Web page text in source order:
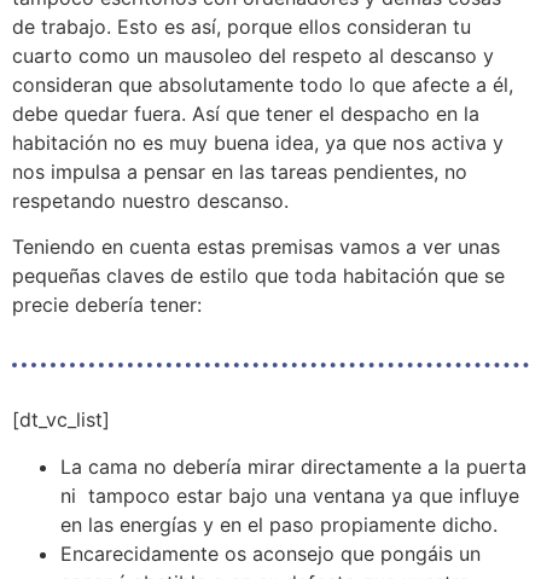
de trabajo. Esto es así, porque ellos consideran tu
cuarto como un mausoleo del respeto al descanso y
consideran que absolutamente todo lo que afecte a él,
debe quedar fuera. Así que tener el despacho en la
habitación no es muy buena idea, ya que nos activa y
nos impulsa a pensar en las tareas pendientes, no
respetando nuestro descanso.
Teniendo en cuenta estas premisas vamos a ver unas
pequeñas claves de estilo que toda habitación que se
precie debería tener:
[dt_vc_list]
La cama no debería mirar directamente a la puerta
ni tampoco estar bajo una ventana ya que influye
en las energías y en el paso propiamente dicho.
Encarecidamente os aconsejo que pongáis un